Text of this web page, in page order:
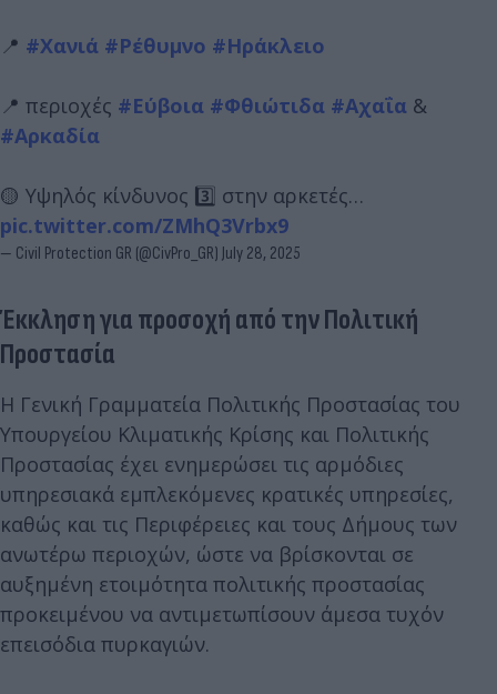
📍 #Χανιά #Ρέθυμνο #Ηράκλειο
📍 περιοχές #Εύβοια #Φθιώτιδα #Αχαΐα &
#Αρκαδία
🟡 Υψηλός κίνδυνος 3️⃣ στην αρκετές…
pic.twitter.com/ZMhQ3Vrbx9
— Civil Protection GR (@CivPro_GR) July 28, 2025
Έκκληση για προσοχή από την Πολιτική
Προστασία
Η Γενική Γραμματεία Πολιτικής Προστασίας του
Υπουργείου Κλιματικής Κρίσης και Πολιτικής
Προστασίας έχει ενημερώσει τις αρμόδιες
υπηρεσιακά εμπλεκόμενες κρατικές υπηρεσίες,
καθώς και τις Περιφέρειες και τους Δήμους των
ανωτέρω περιοχών, ώστε να βρίσκονται σε
αυξημένη ετοιμότητα πολιτικής προστασίας
προκειμένου να αντιμετωπίσουν άμεσα τυχόν
επεισόδια πυρκαγιών.